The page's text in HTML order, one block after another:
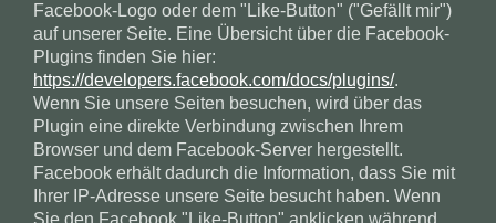
Facebook-Logo oder dem "Like-Button" ("Gefällt mir")
auf unserer Seite. Eine Übersicht über die Facebook-
Plugins finden Sie hier:
https://developers.facebook.com/docs/plugins/.
Wenn Sie unsere Seiten besuchen, wird über das
Plugin eine direkte Verbindung zwischen Ihrem
Browser und dem Facebook-Server hergestellt.
Facebook erhält dadurch die Information, dass Sie mit
Ihrer IP-Adresse unsere Seite besucht haben. Wenn